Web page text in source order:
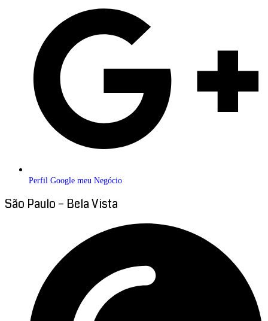
Perfil Google meu Negócio
São Paulo – Bela Vista